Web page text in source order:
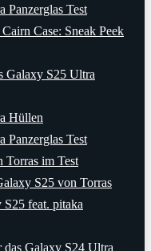
Panzerglas Test
Case: Sneak Peek
Galaxy S25 Ultra
Hüllen
Panzerglas Test
Torras im Test
S25 von Torras
feat. pitaka
Galaxy S24 Ultra